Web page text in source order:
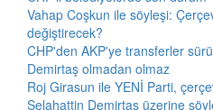
Vahap Coşkun ile söyleşi:
değiştirecek?
CHP'den AKP'ye transferler
Demirtaş olmadan olmaz
Roj Girasun ile YENİ Parti,
Selahattin Demirtaş üzerine